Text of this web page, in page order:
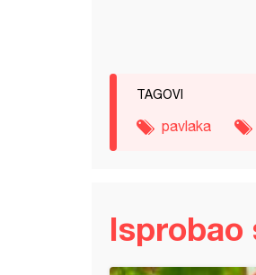
TAGOVI
pavlaka
Isprobao